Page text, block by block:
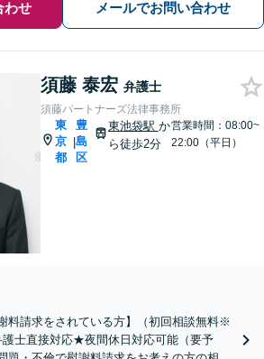
わせ メールでお問い合わせ
須藤 泰宏 弁護士
須藤パートナーズ法律事務所
東
京
都
|
豊
島
区
東池袋駅 か
ら徒歩2分
営業時間：08:00~
22:00（平日）
料請求をされている方】（初回相談無料※
士直接対応★夜間休日対応可能（要予